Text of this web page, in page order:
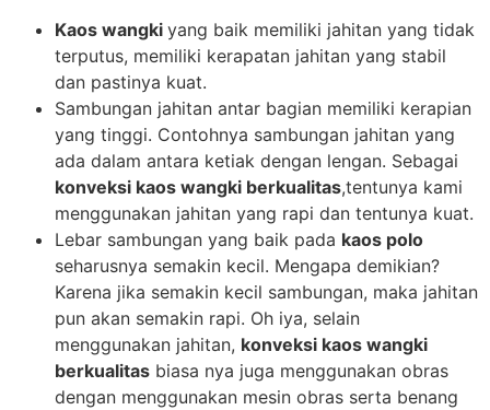
Kaos wangki yang baik memiliki jahitan yang tidak
terputus, memiliki kerapatan jahitan yang stabil
dan pastinya kuat.
Sambungan jahitan antar bagian memiliki kerapian
yang tinggi. Contohnya sambungan jahitan yang
ada dalam antara ketiak dengan lengan. Sebagai
konveksi kaos wangki berkualitas,tentunya kami
menggunakan jahitan yang rapi dan tentunya kuat.
Lebar sambungan yang baik pada kaos polo
seharusnya semakin kecil. Mengapa demikian?
Karena jika semakin kecil sambungan, maka jahitan
pun akan semakin rapi. Oh iya, selain
menggunakan jahitan, konveksi kaos wangki
berkualitas biasa nya juga menggunakan obras
dengan menggunakan mesin obras serta benang